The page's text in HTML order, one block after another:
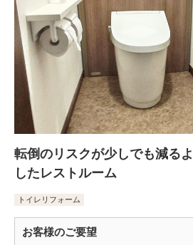
転倒のリスクが少しでも減る
したレストルーム
トイレリフォーム
お客様のご要望